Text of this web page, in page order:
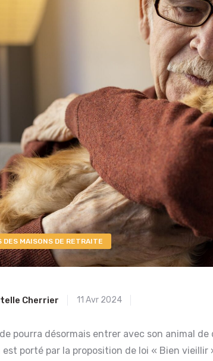
MAISONS DE RETRAITE
Cherrier 11 Avr 2024
pourra désormais entrer avec son animal de
est porté par la proposition de loi « Bien